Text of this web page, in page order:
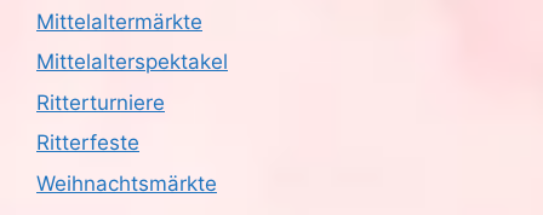
Mittelaltermärkte
Mittelalterspektakel
Ritterturniere
Ritterfeste
Weihnachtsmärkte